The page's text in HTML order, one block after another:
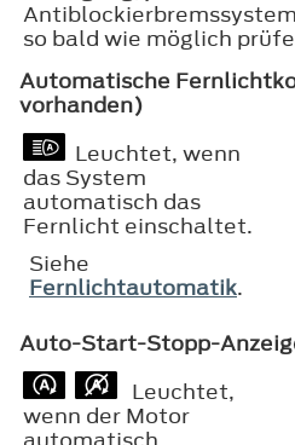
so bald wie möglich
Automatische
vorhanden)
Leuchtet, wenn
das System
automatisch das
Fernlicht einschaltet.
Siehe
Fernlichtautomatik.
Auto-Start-Stopp-
Leuchtet,
wenn der Motor